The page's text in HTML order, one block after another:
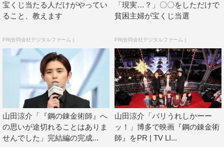
だけると思います」と大絶賛。原作の大ファンである山田
は「うれしいですね！僕も翼ちゃんも原作のファンなの
らせていただいたんですけども、それこそ禁忌に手を出し
ているような気もしていた」と安堵の表情を浮かべた。
「すごいファンです！」と大興奮の本田は「エドが錬金し
て槍を出すとこ分かる？」と劇中で演じてる本人に質問。
「分かるよ。だって俺がやってんだもん！」と山田がつっ
こむも、「あそこってすごい原作に忠実なんですよ！角度
とか、原作ファンからすると、“うわぁ、この角度でちゃ
宝くじ当たる人だけがやってい
ること、教えます
PR(合同会社デジタルファーム )
「現実…？」〇〇をしただけで
貧困主婦が宝くじ当選
PR(合同会社デジタルファーム )
山田涼介「『鋼の錬金術師』へ
の思いが途切れることはありま
せんでした」完結編の完成...
山田涼介「バリうれしかーー
ッ！」博多で映画『鋼の錬金術
師』をPR | TV LI...